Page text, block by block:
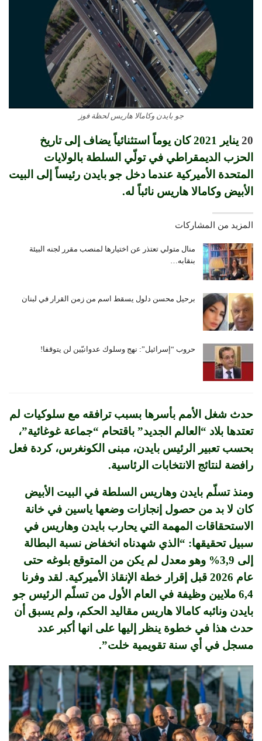
جو بايدن وكامالا هاريس لحظة فوز
20
يناير 2021 كان يوماً استثنائياً يضاف إلى تاريخ
الحزب الديمقراطي في تولّي السلطة بالولايات
المتحدة الأميركية عندما دخل جو بايدن رئيساً إلى البيت
الأبيض وكامالا هاريس نائباً له.
المزيد من المشاركات
منال متولي تعتذر عن اختيارها لمنصب مقرر لجنه البيئة
بنقابه…
برحيل محسن دلول يسقط اسم من زمن القرار في لبنان
حروب “إسرائيل”: نهج وسلوك عدوانيّين لن يتوقفا!
حدث شغل الأمم بأسرها بسبب ترافقه مع سلوكيات لم
تعتدها بلاد “العالم الجديد” باقتحام “جماعة غوغائية”،
بحسب تعبير الرئيس بايدن، مبنى الكونغرس، كردة فعل
رافضة لنتائج الانتخابات الرئاسية.
ومنذ تسلّم بايدن وهاريس السلطة في البيت الأبيض
كان لا بد من حصول إنجازات وضعها ياسين في خانة
الاستحقاقات المهمة التي يحارب بايدن وهاريس في
سبيل تحقيقها: “الذي شهدناه انخفاض نسبة البطالة
إلى 3,9% وهو معدل لم يكن من المتوقع بلوغه حتى
عام 2026 قبل إقرار خطة الإنقاذ الأميركية. لقد وفرنا
6,4 ملايين وظيفة في العام الأول من تسلّم الرئيس جو
بايدن ونائبه كامالا هاريس مقاليد الحكم، ولم يسبق أن
حدث هذا في خطوة ينظر إليها على انها أكبر عدد
مسجل في أي سنة تقويمية خلت”.